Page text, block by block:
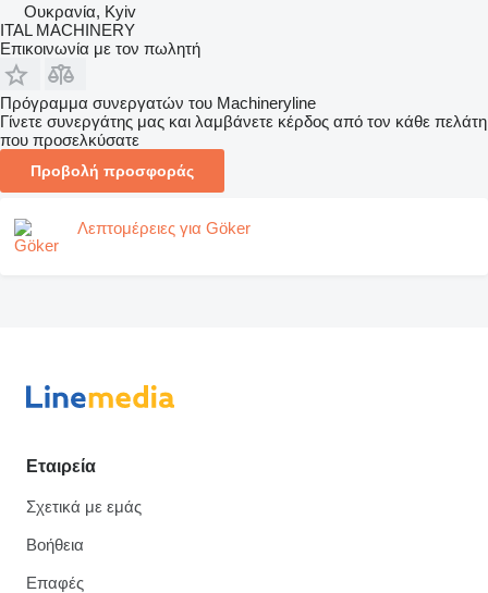
Ουκρανία, Kyiv
ITAL MACHINERY
Επικοινωνία με τον πωλητή
Πρόγραμμα συνεργατών του Machineryline
Γίνετε συνεργάτης μας και λαμβάνετε κέρδος από τον κάθε πελάτη
που προσελκύσατε
Προβολή προσφοράς
Λεπτομέρειες για Göker
Εταιρεία
Σχετικά με εμάς
Βοήθεια
Επαφές